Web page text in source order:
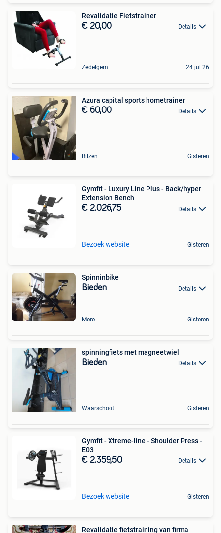
Revalidatie Fietstrainer
€ 20,00 Details
Zedelgem 24 jul 26
Azura capital sports hometrainer
€ 60,00 Details
Bilzen Gisteren
Gymfit - Luxury Line Plus - Back/hyper
Extension Bench
€ 2.026,75 Details
Bezoek website Gisteren
Spinninbike
Bieden Details
Mere Gisteren
spinningfiets met magneetwiel
Bieden Details
Waarschoot Gisteren
Gymfit - Xtreme-line - Shoulder Press -
E03
€ 2.359,50 Details
Bezoek website Gisteren
Revalidatie fietstraining van firma